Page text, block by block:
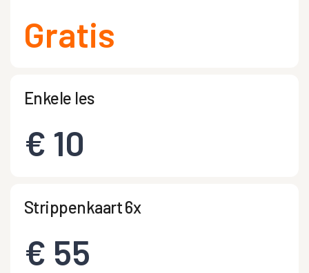
Gratis
Enkele les
€ 10
Strippenkaart 6x
€ 55